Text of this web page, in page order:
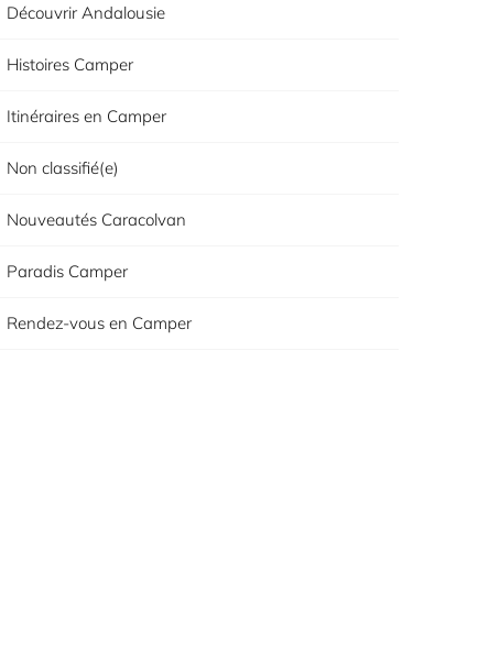
Découvrir Andalousie
Histoires Camper
Itinéraires en Camper
Non classifié(e)
Nouveautés Caracolvan
Paradis Camper
Rendez-vous en Camper